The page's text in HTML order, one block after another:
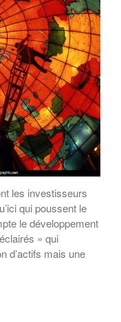
il avoir peur de la
mondiale ? »
les investisseurs
qui poussent le
le développement
» qui
d’actifs mais une